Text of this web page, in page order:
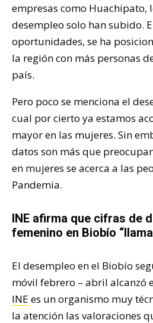
empresas como Huachipato,
desempleo solo han subido.
oportunidades, se ha
la región con más personas
país.
Pero poco se menciona el
cual por cierto ya estamos
mayor en las mujeres. Sin
datos son más que
en mujeres se acerca a las
Pandemia.
INE afirma que cifras de
femenino en Biobío
El desempleo en el Biobío
móvil febrero – abril alcanzó
INE es un organismo muy
la atención las valoraciones